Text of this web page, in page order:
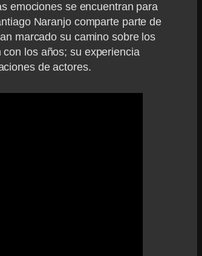
emociones se encuentran para
Naranjo comparte parte de
marcado su camino sobre los
los años; su experiencia
de actores.